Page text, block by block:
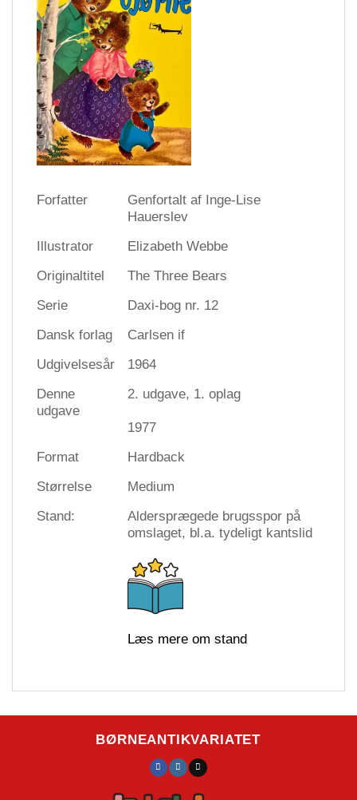
Forfatter
Genfortalt af Inge-Lise
Hauerslev
Illustrator
Elizabeth Webbe
Originaltitel
The Three Bears
Serie
Daxi-bog nr. 12
Dansk forlag
Carlsen if
Udgivelsesår
1964
Denne
udgave
2. udgave, 1. oplag
1977
Format
Hardback
Størrelse
Medium
Stand:
Aldersprægede brugsspor på
omslaget, bl.a. tydeligt kantslid
Læs mere om stand
BØRNEANTIKVARIATET